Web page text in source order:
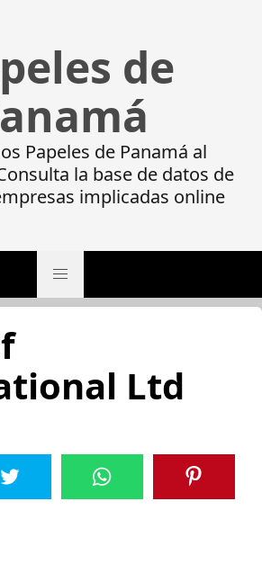
de
Papeles de Panamá al
la base de datos de
implicadas online
Ltd